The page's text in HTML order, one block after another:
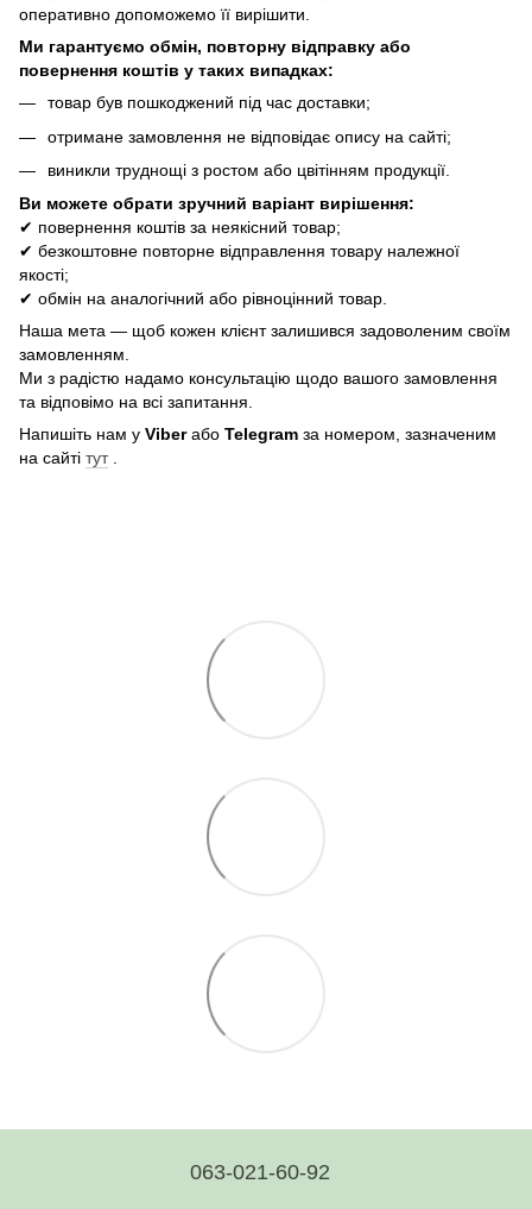
оперативно допоможемо її вирішити.
Ми гарантуємо обмін, повторну відправку або
повернення коштів у таких випадках:
товар був пошкоджений під час доставки;
отримане замовлення не відповідає опису на сайті;
виникли труднощі з ростом або цвітінням продукції.
Ви можете обрати зручний варіант вирішення:
✔ повернення коштів за неякісний товар;
✔ безкоштовне повторне відправлення товару належної
якості;
✔ обмін на аналогічний або рівноцінний товар.
Наша мета — щоб кожен клієнт залишився задоволеним своїм
замовленням.
Ми з радістю надамо консультацію щодо вашого замовлення
та відповімо на всі запитання.
Напишіть нам у Viberабо Telegram за номером, зазначеним
на сайті тут.
063-021-60-92